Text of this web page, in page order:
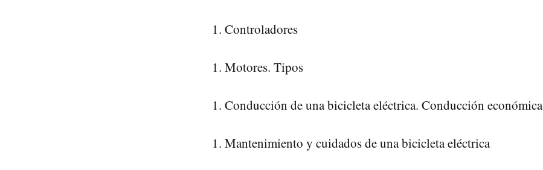
Controladores
Motores. Tipos
Conducción de una bicicleta eléctrica. Conducción económica
Mantenimiento y cuidados de una bicicleta eléctrica